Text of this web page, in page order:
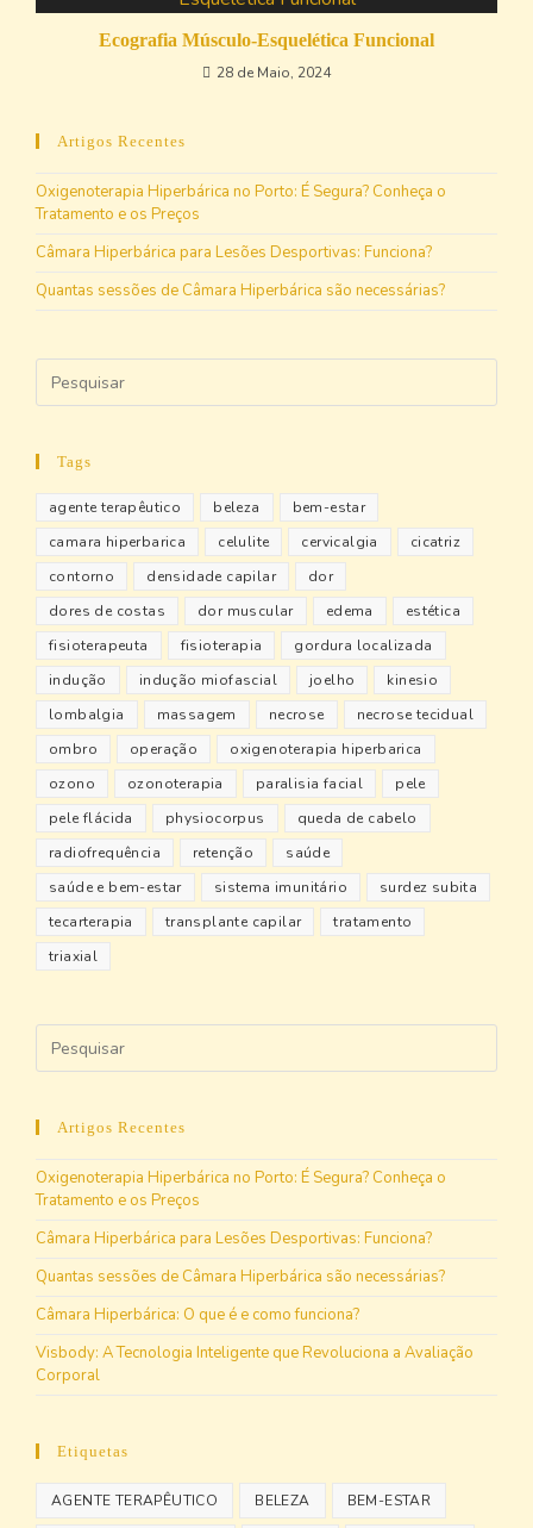
Ecografia Músculo-Esquelética Funcional
28 de Maio, 2024
Artigos Recentes
Oxigenoterapia Hiperbárica no Porto: É Segura? Conheça o
Tratamento e os Preços
Câmara Hiperbárica para Lesões Desportivas: Funciona?
Quantas sessões de Câmara Hiperbárica são necessárias?
Tags
agente terapêutico beleza
bem-estar
camara hiperbarica
celulite cervicalgia
cicatriz
contorno
densidade capilar
dor
dores de costas
dor muscular edema
estética
fisioterapeuta
fisioterapia
gordura localizada
indução
indução miofascial joelho
kinesio
lombalgia
massagem necrose
necrose tecidual
ombro
operação
oxigenoterapia hiperbarica
ozono
ozonoterapia paralisia facial
pele
pele flácida
physiocorpus
queda de cabelo
radiofrequência
retenção
saúde
saúde e bem-estar
sistema imunitário
surdez subita
tecarterapia
transplante capilar
tratamento
triaxial
Artigos Recentes
Oxigenoterapia Hiperbárica no Porto: É Segura? Conheça o
Tratamento e os Preços
Câmara Hiperbárica para Lesões Desportivas: Funciona?
Quantas sessões de Câmara Hiperbárica são necessárias?
Câmara Hiperbárica: O que é e como funciona?
Visbody: A Tecnologia Inteligente que Revoluciona a Avaliação
Corporal
Etiquetas
AGENTE TERAPÊUTICO BELEZA BEM-ESTAR